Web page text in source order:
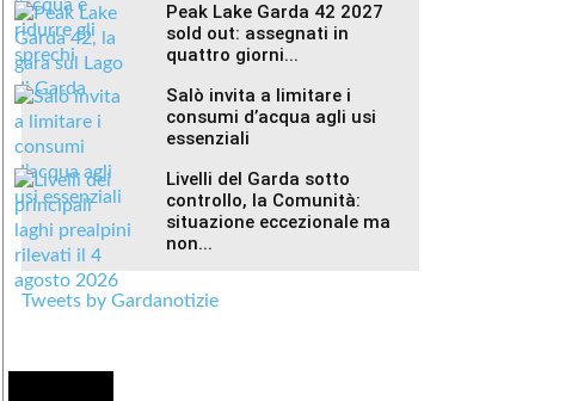
Peak Lake Garda 42 2027
sold out: assegnati in
quattro giorni...
Salò invita a limitare i
consumi d’acqua agli usi
essenziali
Livelli del Garda sotto
controllo, la Comunità:
situazione eccezionale ma
non...
Tweets by Gardanotizie